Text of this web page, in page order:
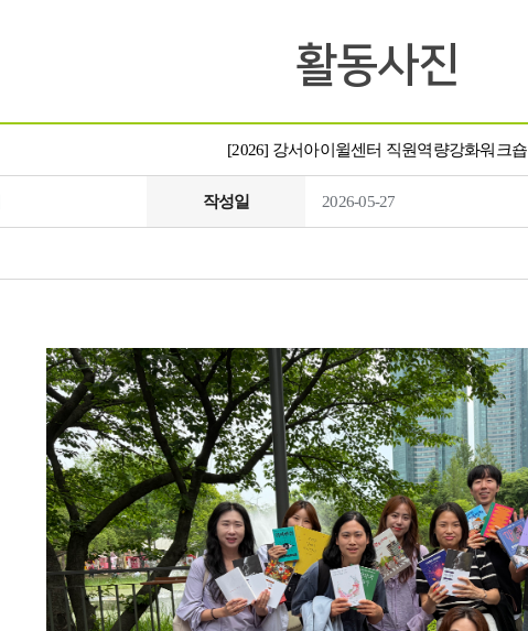
활동사진
[2026] 강서아이윌센터 직원역량강화워크숍
작성일 2026-05-27